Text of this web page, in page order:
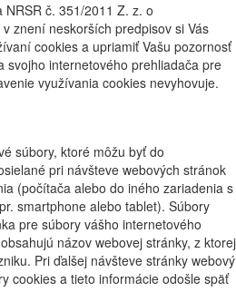
č. 351/2011 Z. z. o
znení neskorších predpisov si Vás
cookies a upriamiť Vašu pozornosť
svojho internetového prehliadača pre
využívania cookies nevyhovuje.
súbory, ktoré môžu byť do
pri návšteve webových stránok
(počítača alebo do iného zariadenia s
smartphone alebo tablet). Súbory
pre súbory vášho internetového
názov webovej stránky, z ktorej
Pri ďalšej návšteve stránky webový
cookies a tieto informácie odošle späť